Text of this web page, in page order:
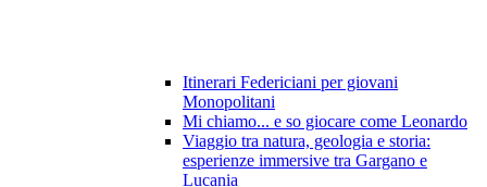
Itinerari Federiciani per giovani
Monopolitani
Mi chiamo... e so giocare come Leonardo
Viaggio tra natura, geologia e storia:
esperienze immersive tra Gargano e
Lucania